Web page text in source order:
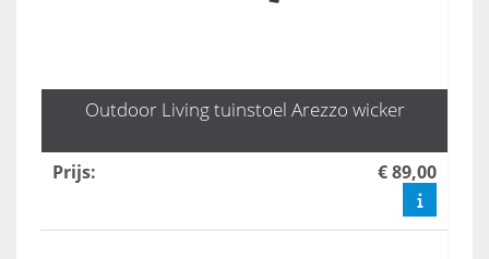
Outdoor Living tuinstoel Arezzo wicker
Prijs: € 89,00